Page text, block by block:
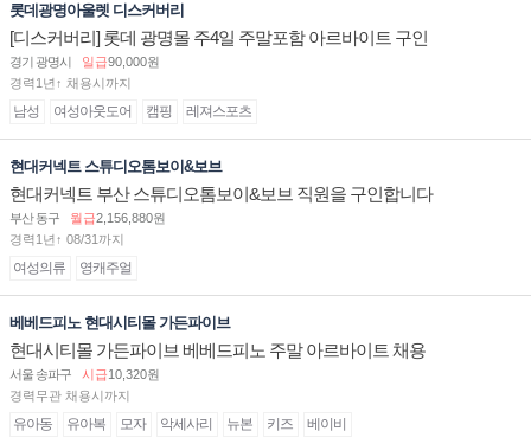
롯데광명아울렛 디스커버리
[디스커버리] 롯데 광명몰 주4일 주말포함 아르바이트 구인
경기 광명시 일급90,000원
경력1년↑ 채용시까지
남성 여성아웃도어 캠핑 레져스포츠
현대커넥트 스튜디오톰보이&보브
현대커넥트 부산 스튜디오톰보이&보브 직원을 구인합니다
부산 동구 월급2,156,880원
경력1년↑ 08/31까지
여성의류 영캐주얼
베베드피노 현대시티몰 가든파이브
현대시티몰 가든파이브 베베드피노 주말 아르바이트 채용
서울 송파구 시급10,320원
경력무관 채용시까지
유아동 유아복 모자 악세사리 뉴본 키즈 베이비